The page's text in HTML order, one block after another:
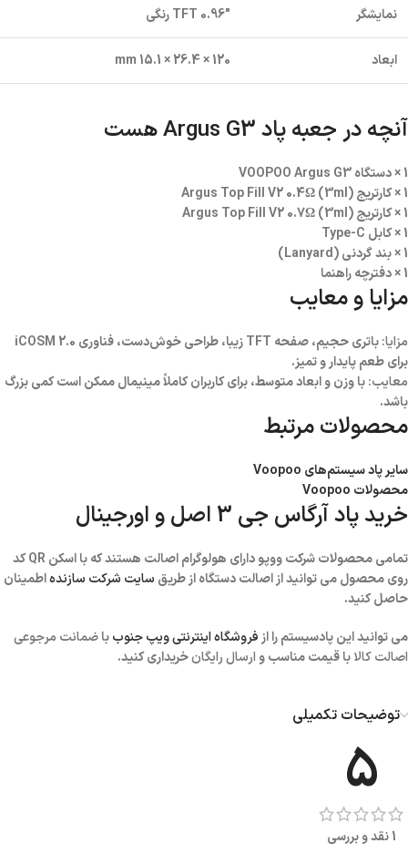
نمایشگر 0.96″ TFT رنگی
ابعاد 120 × 26.4 × 15.1 mm
آنچه در جعبه پاد Argus G3 هست
1 × دستگاه VOOPOO Argus G3
1 × کارتریج Argus Top Fill V2 0.4Ω (3ml)
1 × کارتریج Argus Top Fill V2 0.7Ω (3ml)
1 × کابل Type-C
1 × بند گردنی (Lanyard)
1 × دفترچه راهنما
مزایا و معایب
مزایا:
باتری حجیم، صفحه TFT زیبا، طراحی خوش‌دست، فناوری iCOSM 2.0
برای طعم پایدار و تمیز.
معایب:با وزن و ابعاد متوسط، برای کاربران کاملاً مینیمال ممکن است کمی بزرگ
باشد.
محصولات مرتبط
سایر پاد سیستم‌های Voopoo
محصولات Voopoo
خرید پاد آرگاس جی 3 اصل و اورجینال
تمامی محصولات شرکت ووپو دارای هولوگرام اصالت هستند که با اسکن QR کد
روی محصول می توانید از اصالت دستگاه از طریق سایت شرکت سازندهاطمینان
حاصل کنید.
می توانید این پادسیستم را ازفروشگاه اینترنتی ویپ جنوبباضمانت مرجوعی
اصالت کالابا قیمت مناسب و ارسال رایگانخریداری کنید.
توضیحات تکمیلی
5
1 نقد و بررسی